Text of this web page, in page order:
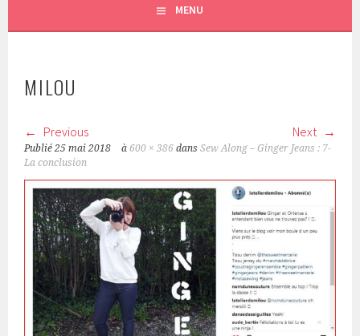
MENU
MILOU
Previous Next
Publié25 mai 2018 à 600 × 386 dansSew Along – Ginger Jeans : 7-
La conclusion